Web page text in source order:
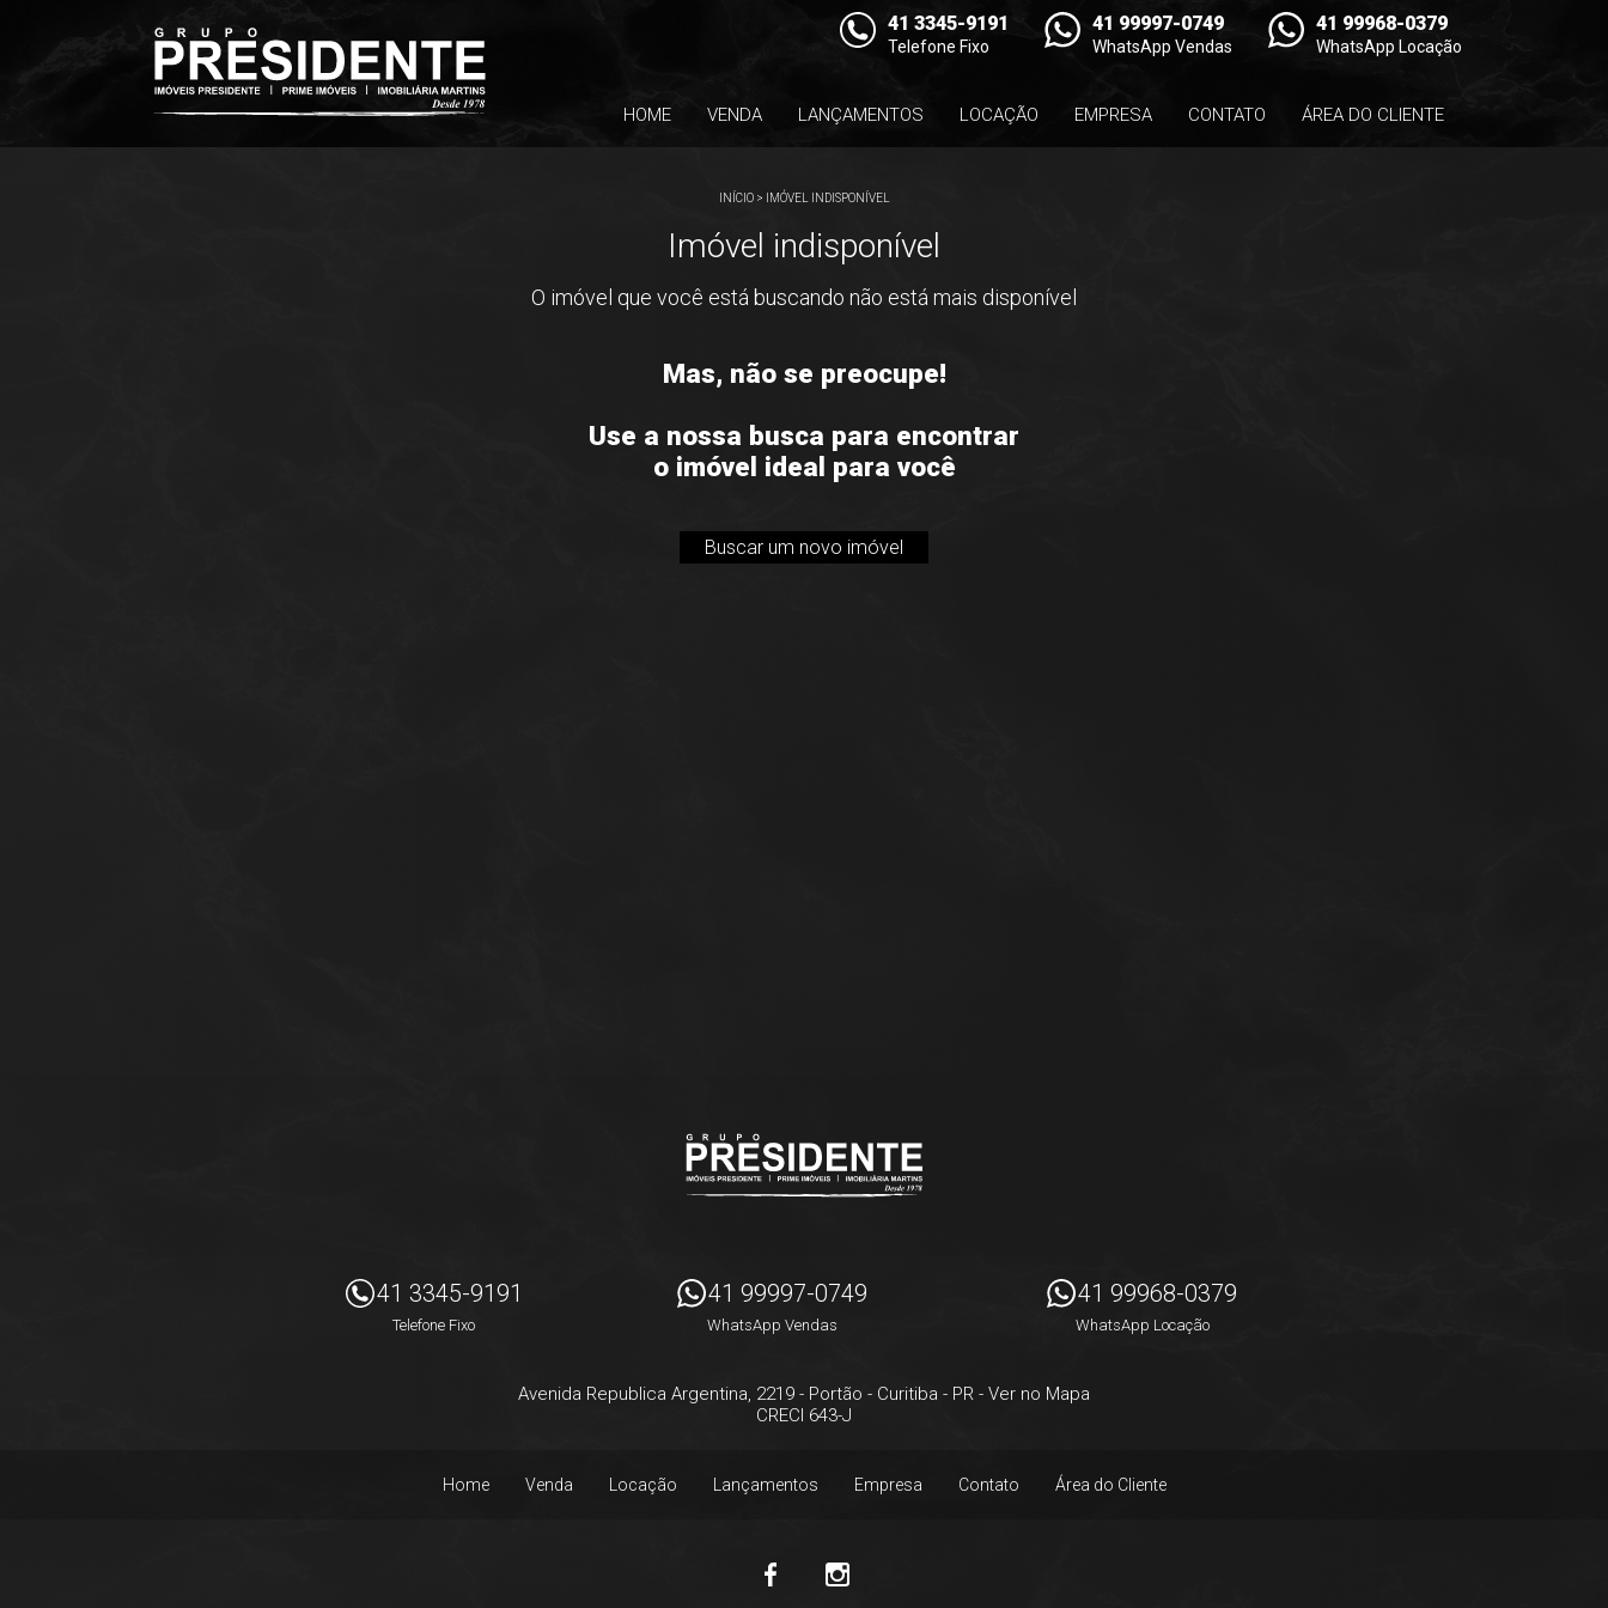
41 3345-9191
Telefone Fixo
41 99997-0749
WhatsApp Vendas
41 99968-0379
WhatsApp Locação
HOME VENDA LANÇAMENTOS LOCAÇÃO EMPRESA CONTATO ÁREA DO CLIENTE
INÍCIO> IMÓVEL INDISPONÍVEL
Imóvel indisponível
O imóvel que você está buscando não está mais disponível
Mas, não se preocupe!
Use a nossa busca para encontrar
o imóvel ideal para você
Buscar um novo imóvel
41 3345-9191
Telefone Fixo
41 99997-0749
WhatsApp Vendas
41 99968-0379
WhatsApp Locação
Avenida Republica Argentina, 2219 - Portão - Curitiba - PR - Ver no Mapa
CRECI 643-J
Home Venda Locação Lançamentos Empresa Contato Área do Cliente